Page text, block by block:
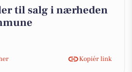
til salg i nærheden
Kopiér link